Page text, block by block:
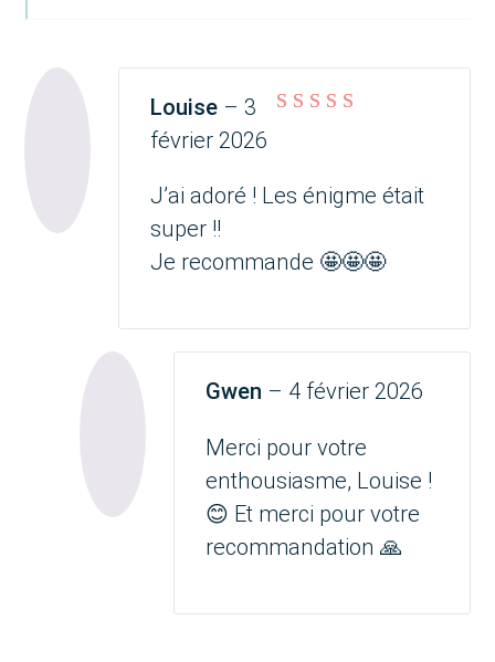
Louise – 3
février 2026
J’ai adoré ! Les énigme était
super !!
Je recommande 🤩🤩🤩
Gwen – 4 février 2026
Merci pour votre
enthousiasme, Louise !
😊 Et merci pour votre
recommandation 🙏